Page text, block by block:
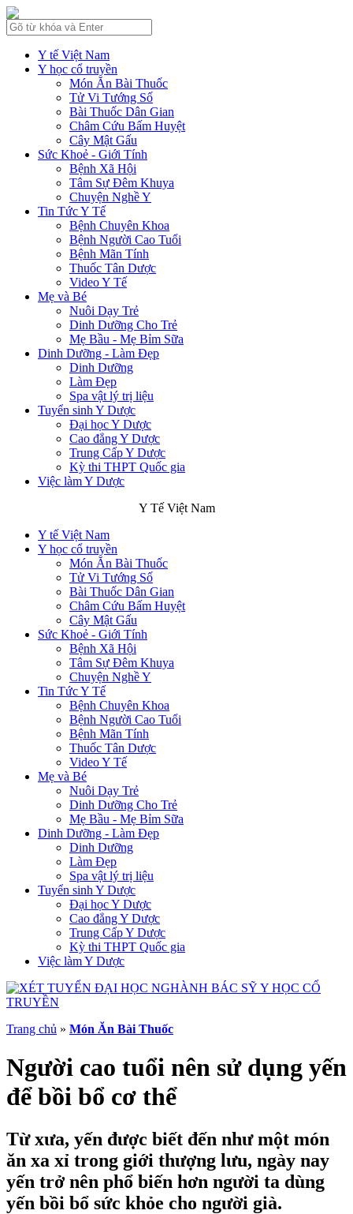
Y tế Việt Nam
Y học cổ truyền
Món Ăn Bài Thuốc
Tử Vi Tướng Số
Bài Thuốc Dân Gian
Châm Cứu Bấm Huyệt
Cây Mật Gấu
Sức Khoẻ - Giới Tính
Bệnh Xã Hội
Tâm Sự Đêm Khuya
Chuyện Nghề Y
Tin Tức Y Tế
Bệnh Chuyên Khoa
Bệnh Người Cao Tuổi
Bệnh Mãn Tính
Thuốc Tân Dược
Video Y Tế
Mẹ và Bé
Nuôi Dạy Trẻ
Dinh Dưỡng Cho Trẻ
Mẹ Bầu - Mẹ Bỉm Sữa
Dinh Dưỡng - Làm Đẹp
Dinh Dưỡng
Làm Đẹp
Spa vật lý trị liệu
Tuyển sinh Y Dược
Đại học Y Dược
Cao đẳng Y Dược
Trung Cấp Y Dược
Kỳ thi THPT Quốc gia
Việc làm Y Dược
Y Tế Việt Nam
Y tế Việt Nam
Y học cổ truyền
Món Ăn Bài Thuốc
Tử Vi Tướng Số
Bài Thuốc Dân Gian
Châm Cứu Bấm Huyệt
Cây Mật Gấu
Sức Khoẻ - Giới Tính
Bệnh Xã Hội
Tâm Sự Đêm Khuya
Chuyện Nghề Y
Tin Tức Y Tế
Bệnh Chuyên Khoa
Bệnh Người Cao Tuổi
Bệnh Mãn Tính
Thuốc Tân Dược
Video Y Tế
Mẹ và Bé
Nuôi Dạy Trẻ
Dinh Dưỡng Cho Trẻ
Mẹ Bầu - Mẹ Bỉm Sữa
Dinh Dưỡng - Làm Đẹp
Dinh Dưỡng
Làm Đẹp
Spa vật lý trị liệu
Tuyển sinh Y Dược
Đại học Y Dược
Cao đẳng Y Dược
Trung Cấp Y Dược
Kỳ thi THPT Quốc gia
Việc làm Y Dược
Trang chủ » Món Ăn Bài Thuốc
Người cao tuổi nên sử dụng yến
để bồi bổ cơ thể
Từ xưa, yến được biết đến như một món
ăn xa xỉ trong giới thượng lưu, ngày nay
yến trở nên phổ biến hơn người ta dùng
yến bồi bổ sức khỏe cho người già.